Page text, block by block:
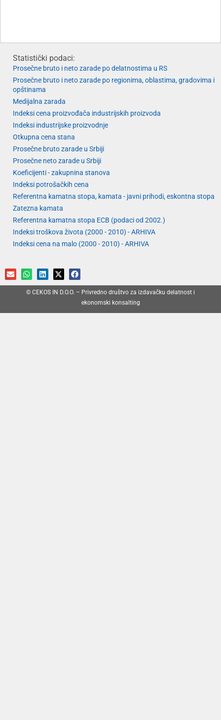
Statistički podaci:
Prosečne bruto i neto zarade po delatnostima u RS
Prosečne bruto i neto zarade po regionima, oblastima, gradovima i
opštinama
Medijalna zarada
Indeksi cena proizvođača industrijskih proizvoda
Indeksi industrijske proizvodnje
Otkupna cena stana
Prosečne bruto zarade u Srbiji
Prosečne neto zarade u Srbiji
Koeficijenti - zakupnina stanova
Indeksi potrošačkih cena
Referentna kamatna stopa, kamata - javni prihodi, eskontna stopa
Zatezna kamata
Referentna kamatna stopa ECB (podaci od 2002.)
Indeksi troškova života (2000 - 2010) - ARHIVA
Indeksi cena na malo (2000 - 2010) - ARHIVA
© CEKOS IN D.O.O. – Privredno društvo za izdavačku delatnost i
ekonomski konsalting